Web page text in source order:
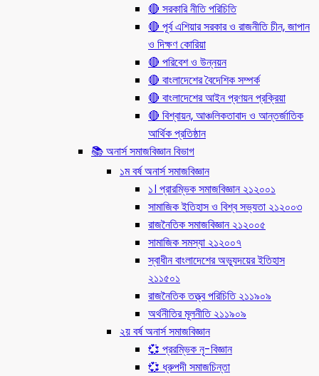
🔴 সরকারি নীতি পরিচিতি
🔴 পূর্ব এশিয়ার সরকার ও রাজনীতি চীন, জাপান
ও দিক্ষণ কোরিয়া
🔴 পরিবেশ ও উন্নয়ন
🔴 বাংলাদেশের বৈদেশিক সম্পর্ক
🔴 বাংলাদেশের আইন প্রণয়ন প্রক্রিয়া
🔴 বিশ্বায়ন, আঞ্চলিকতাবাদ ও আন্তর্জাতিক
আর্থিক প্রতিষ্ঠান
📚 অনার্স সমাজবিজ্ঞান বিভাগ
১ম বর্ষ অনার্স সমাজবিজ্ঞান
১। প্রারম্ভিক সমাজবিজ্ঞান ২১২০০১
সামাজিক ইতিহাস ও বিশ্ব সভ্যতা ২১২০০৩
রাজনৈতিক সমাজবিজ্ঞান ২১২০০৫
সামাজিক সমস্যা ২১২০০৭
স্বাধীন বাংলাদেশের অভ্যুদয়ের ইতিহাস
২১১৫০১
রাজনৈতিক তত্ত্ব পরিচিতি ২১১৯০৯
অর্থনীতির মূলনীতি ২১১৯০৯
২য় বর্ষ অনার্স সমাজবিজ্ঞান
💞 প্ররম্ভিক নৃ-বিজ্ঞান
💞 ধ্রুপদী সমাজচিন্তা